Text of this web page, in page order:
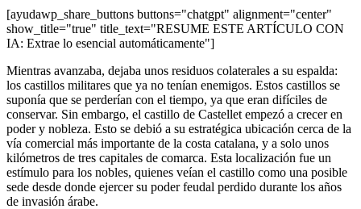
[ayudawp_share_buttons buttons="chatgpt" alignment="center"
show_title="true" title_text="RESUME ESTE ARTÍCULO CON
IA: Extrae lo esencial automáticamente"]
Mientras avanzaba, dejaba unos residuos colaterales a su espalda:
los castillos militares que ya no tenían enemigos. Estos castillos se
suponía que se perderían con el tiempo, ya que eran difíciles de
conservar. Sin embargo, el castillo de Castellet empezó a crecer en
poder y nobleza. Esto se debió a su estratégica ubicación cerca de la
vía comercial más importante de la costa catalana, y a solo unos
kilómetros de tres capitales de comarca. Esta localización fue un
estímulo para los nobles, quienes veían el castillo como una posible
sede desde donde ejercer su poder feudal perdido durante los años
de invasión árabe.